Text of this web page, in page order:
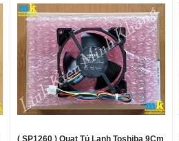
( SP1260 ) Quạt Tủ Lạnh Toshiba 9Cm